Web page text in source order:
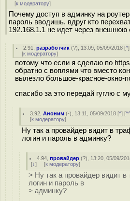
[к модератору]
Почему доступ в админку на
пароль вводишь, вдруг кто
192.168.1.1 не идет через внешнюю
2.91 ,разработчик (?), 13:09, 05/09/2018 [^
[к модератору]
потому что если я сделаю по
обратно с воплями что вместо
вылезло большое-красное-окно-
спасибо за это передай гуглю с
3.92 ,Аноним (-), 13:11, 05/09/2018 [^] [
[к модератору]
Ну так а провайдер видит в
логин и пароль в админку?
4.94 ,провайдер (?), 13:20, 05/09/
[↓] [к модератору]
> Ну так а провайдер видит
логин и пароль в
> админку?